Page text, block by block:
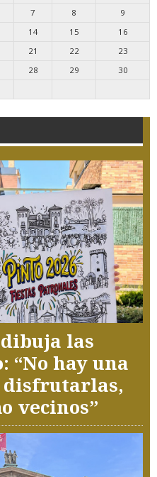
7 8
9
14 15
16
21 22
23
28 29
30
las
“No hay una
disfrutarlas,
vecinos”